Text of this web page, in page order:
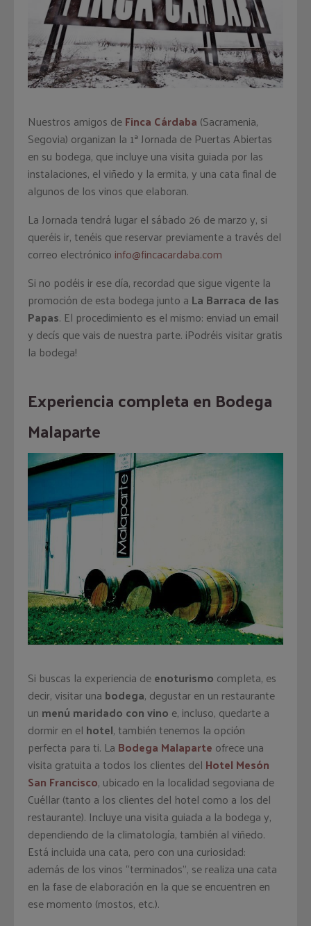
Nuestros amigos deFinca Cárdaba (Sacramenia,
Segovia) organizan la 1ª Jornada de Puertas Abiertas
en su bodega, que incluye una visita guiada por las
instalaciones, el viñedo y la ermita, y una cata final de
algunos de los vinos que elaboran.
La Jornada tendrá lugar el sábado 26 de marzo y, si
queréis ir, tenéis que reservar previamente a través del
correo electrónico info@fincacardaba.com
Si no podéis ir ese día, recordad que sigue vigente la
promoción de esta bodega junto a La Barraca de las
Papas. El procedimiento es el mismo: enviad un email
y decís que vais de nuestra parte. ¡Podréis visitar gratis
la bodega!
Experiencia completa en Bodega
Malaparte
Si buscas la experiencia deenoturismo completa, es
decir, visitar una bodega, degustar en un restaurante
un menú maridado con vino e, incluso, quedarte a
dormir en el hotel, también tenemos la opción
perfecta para ti. La Bodega Malaparte ofrece una
visita gratuita a todos los clientes del Hotel Mesón
San Francisco, ubicado en la localidad segoviana de
Cuéllar (tanto a los clientes del hotel como a los del
restaurante). Incluye una visita guiada a la bodega y,
dependiendo de la climatología, también al viñedo.
Está incluida una cata, pero con una curiosidad:
además de los vinos “terminados”, se realiza una cata
en la fase de elaboración en la que se encuentren en
ese momento (mostos, etc.).